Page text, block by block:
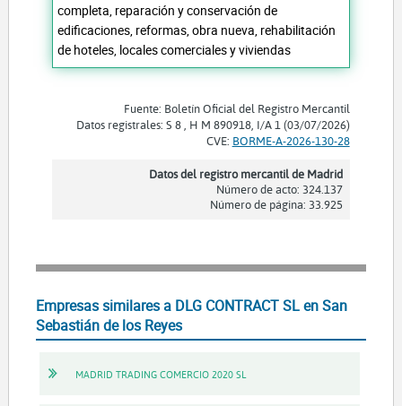
completa, reparación y conservación de
edificaciones, reformas, obra nueva, rehabilitación
de hoteles, locales comerciales y viviendas
Fuente: Boletín Oficial del Registro Mercantil
Datos registrales: S 8 , H M 890918, I/A 1 (03/07/2026)
CVE: BORME-A-2026-130-28
Datos del registro mercantil de Madrid
Número de acto: 324.137
Número de página: 33.925
Empresas similares a DLG CONTRACT SL en San
Sebastián de los Reyes
MADRID TRADING COMERCIO 2020 SL